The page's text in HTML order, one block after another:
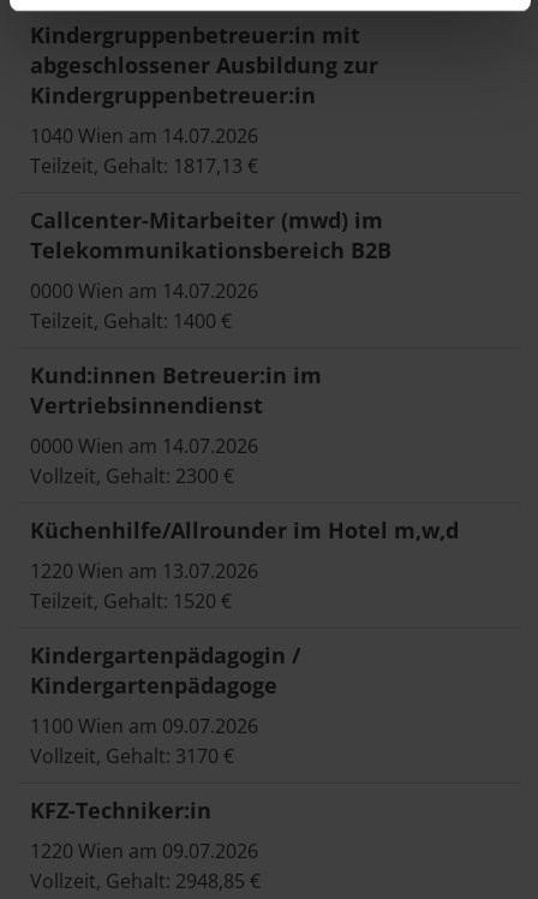
Kindergruppenbetreuer:in mit
abgeschlossener Ausbildung zur
Kindergruppenbetreuer:in
1040 Wien am 14.07.2026
Teilzeit, Gehalt: 1817,13 €
Callcenter-Mitarbeiter (mwd) im
Telekommunikationsbereich B2B
0000 Wien am 14.07.2026
Teilzeit, Gehalt: 1400 €
Kund:innen Betreuer:in im
Vertriebsinnendienst
0000 Wien am 14.07.2026
Vollzeit, Gehalt: 2300 €
Küchenhilfe/Allrounder im Hotel m,w,d
1220 Wien am 13.07.2026
Teilzeit, Gehalt: 1520 €
Kindergartenpädagogin /
Kindergartenpädagoge
1100 Wien am 09.07.2026
Vollzeit, Gehalt: 3170 €
KFZ-Techniker:in
1220 Wien am 09.07.2026
Vollzeit, Gehalt: 2948,85 €